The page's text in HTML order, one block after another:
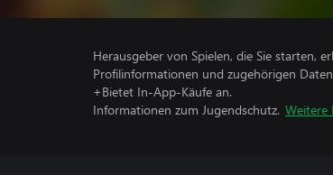
Herausgeber von Spielen, die Sie starten,
Profilinformationen und zugehörigen
+Bietet In-App-Käufe an.
Informationen zum Jugendschutz. Weitere